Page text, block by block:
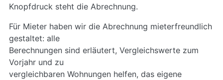
Knopfdruck steht die Abrechnung.
Für Mieter haben wir die Abrechnung mieterfreundlich
gestaltet: alle
Berechnungen sind erläutert, Vergleichswerte zum
Vorjahr und zu
vergleichbaren Wohnungen helfen, das eigene